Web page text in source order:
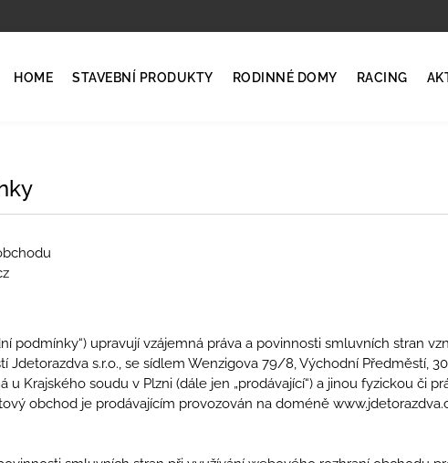
HOME STAVEBNÍ PRODUKTY RODINNÉ DOMY RACING
podmínky“) upravují vzájemná práva a povinnosti smluvních stran
s.r.o., se sídlem Wenzigova 79/8, Východní Předměstí,
Krajského soudu v Plzni (dále jen „prodávající“) a jinou fyzickou či
obchod je prodávajícím provozován na doméně